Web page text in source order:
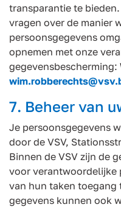
transparantie te
vragen over de manier
persoonsgegevens
opnemen met onze
gegevensbescherming:
7. Beheer van
Je persoonsgegevens
door de VSV,
Binnen de VSV zijn de
voor verantwoordelijke
van hun taken toegang
gegevens kunnen ook